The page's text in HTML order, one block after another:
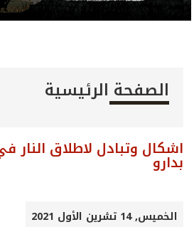
الصفحة الرئيسية
اشكال وتبادل لاطلاق النار
بدارو
الخميس, 14 تشرين الأول 2021